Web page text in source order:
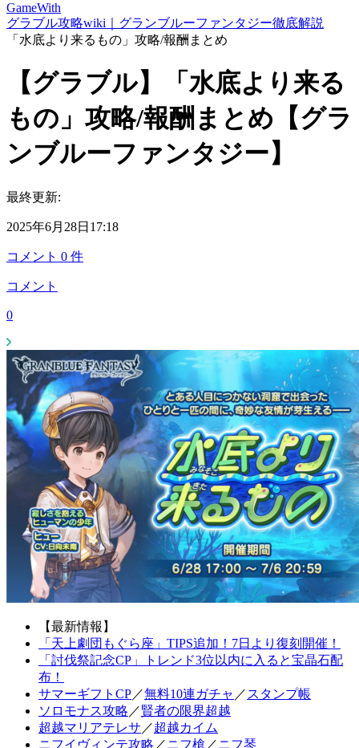
GameWith
グラブル攻略wiki｜グランブルーファンタジー徹底解説
「水底より来るもの」攻略/報酬まとめ
【グラブル】「水底より来る
もの」攻略/報酬まとめ【グラ
ンブルーファンタジー】
最終更新:
2025年6月28日17:18
コメント 0 件
コメント
0
【最新情報】
「天上劇団もぐら座」TIPS追加！7日より復刻開催！
「討伐祭記念CP」トレンド3位以内に入ると宝晶石配
布！
サマーギフトCP／無料10連ガチャ ／ スタンプ帳
ソロモナス攻略 ／賢者の限界超越
超越マリアテレサ ／超越カイム
ニフイヴィンテ攻略 ／ニフ槍 ／ニフ琴